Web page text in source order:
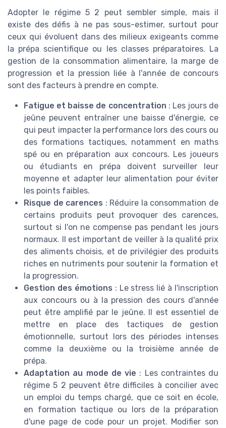
Adopter le régime 5 2 peut sembler simple, mais il
existe des défis à ne pas sous-estimer, surtout pour
ceux qui évoluent dans des milieux exigeants comme
la prépa scientifique ou les classes préparatoires. La
gestion de la consommation alimentaire, la marge de
progression et la pression liée à l'année de concours
sont des facteurs à prendre en compte.
Fatigue et baisse de concentration : Les jours de
jeûne peuvent entraîner une baisse d'énergie, ce
qui peut impacter la performance lors des cours ou
des formations tactiques, notamment en maths
spé ou en préparation aux concours. Les joueurs
ou étudiants en prépa doivent surveiller leur
moyenne et adapter leur alimentation pour éviter
les points faibles.
Risque de carences : Réduire la consommation de
certains produits peut provoquer des carences,
surtout si l'on ne compense pas pendant les jours
normaux. Il est important de veiller à la qualité prix
des aliments choisis, et de privilégier des produits
riches en nutriments pour soutenir la formation et
la progression.
Gestion des émotions : Le stress lié à l'inscription
aux concours ou à la pression des cours d'année
peut être amplifié par le jeûne. Il est essentiel de
mettre en place des tactiques de gestion
émotionnelle, surtout lors des périodes intenses
comme la deuxième ou la troisième année de
prépa.
Adaptation au mode de vie : Les contraintes du
régime 5 2 peuvent être difficiles à concilier avec
un emploi du temps chargé, que ce soit en école,
en formation tactique ou lors de la préparation
d'une page de code pour un projet. Modifier son